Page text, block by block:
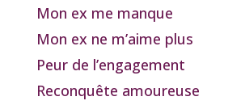
Mon ex me manque
Mon ex ne m’aime plus
Peur de l’engagement
Reconquête amoureuse